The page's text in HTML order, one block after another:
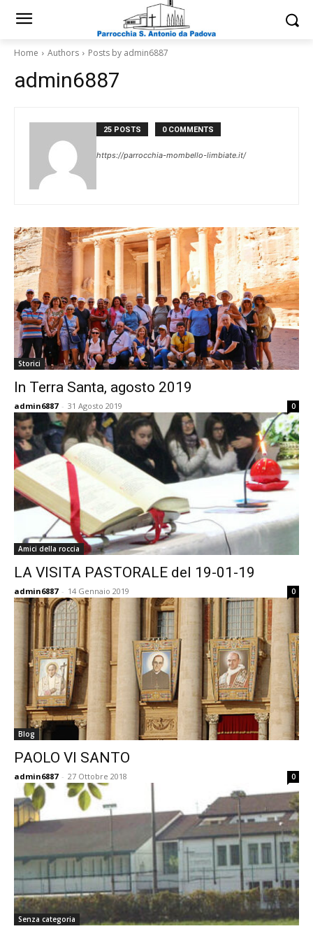
Home Authors Posts by admin6887
admin6887
25 POSTS 0 COMMENTS
https://parrocchia-mombello-limbiate.it/
Storici
In Terra Santa, agosto 2019
admin6887 - 31 Agosto 2019 0
Amici della roccia
LA VISITA PASTORALE del 19-01-19
admin6887 - 14 Gennaio 2019 0
Blog
PAOLO VI SANTO
admin6887 - 27 Ottobre 2018 0
Senza categoria